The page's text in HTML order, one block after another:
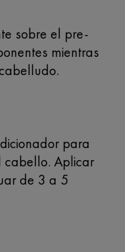
sobre el pre-
mientras
para
cabello. Aplicar
de 3 a 5